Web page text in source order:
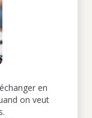
en
on veut